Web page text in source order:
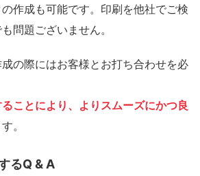
作成も可能です。印刷を他社でご検
問題ございません。
の際にはお客様とお打ち合わせを必
ことにより、よりスムーズにかつ良
。
るQ & A